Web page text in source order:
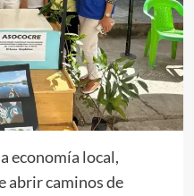
economía local,
abrir caminos de